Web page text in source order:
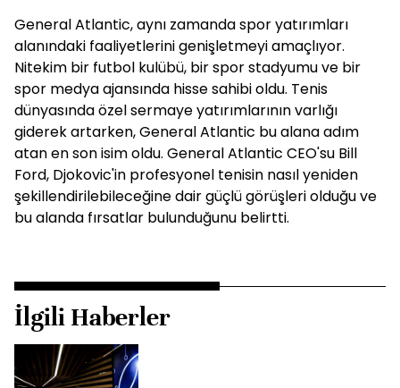
General Atlantic, aynı zamanda spor yatırımları
alanındaki faaliyetlerini genişletmeyi amaçlıyor.
Nitekim bir futbol kulübü, bir spor stadyumu ve bir
spor medya ajansında hisse sahibi oldu. Tenis
dünyasında özel sermaye yatırımlarının varlığı
giderek artarken, General Atlantic bu alana adım
atan en son isim oldu. General Atlantic CEO'su Bill
Ford, Djokovic'in profesyonel tenisin nasıl yeniden
şekillendirilebileceğine dair güçlü görüşleri olduğu ve
bu alanda fırsatlar bulunduğunu belirtti.
İlgili Haberler